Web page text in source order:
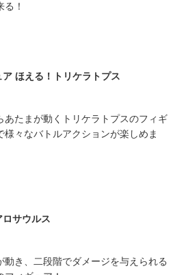
！
ア ほえる！トリケラトプス
あたまが動くトリケラトプスのフィギ
様々なバトルアクションが楽しめま
サウルス
き、二段階でダメージを与えられる